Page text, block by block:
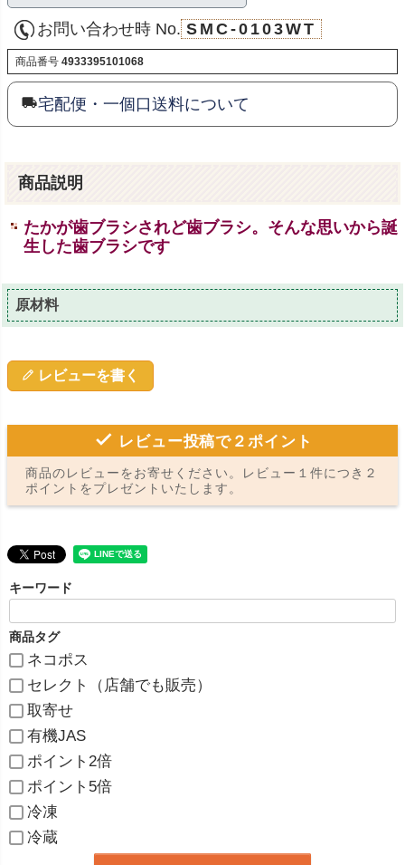
お問い合わせ時 No. SMC-0103WT
商品番号 4933395101068
宅配便・一個口送料について
商品説明
たかが歯ブラシされど歯ブラシ。そんな思いから誕
生した歯ブラシです
原材料
レビューを書く
レビュー投稿で２ポイント
商品のレビューをお寄せください。レビュー１件につき２
ポイントをプレゼントいたします。
キーワード
商品タグ
ネコポス
セレクト（店舗でも販売）
取寄せ
有機JAS
ポイント2倍
ポイント5倍
冷凍
冷蔵